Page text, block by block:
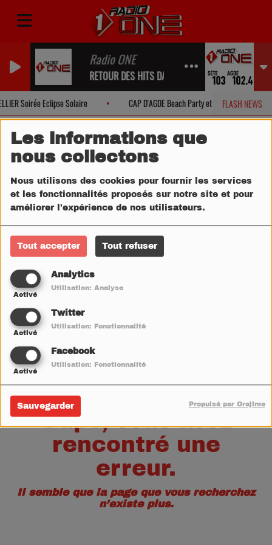
Les informations que
nous collectons
Nous utilisons des cookies pour fournir les services
et les fonctionnalités proposés sur notre site et pour
améliorer l'expérience de nos utilisateurs.
Tout accepter Tout refuser
Analytics
Activé
Utilisation: Analyse
Twitter
Activé
Utilisation: Fonctionnalité
Facebook
Activé
Utilisation: Fonctionnalité
Sauvegarder Propulsé par Orejime
Radio ONE
RETOUR DES HITS DANS UN INSTANT...
FLASH NEWS
Soirée Eclipse Solaire CAP D'AGDE Beach Party et Eclipse Solaire
Oups, vous avez
rencontré une
erreur.
Il semble que la page que vous recherchez
n’existe plus.